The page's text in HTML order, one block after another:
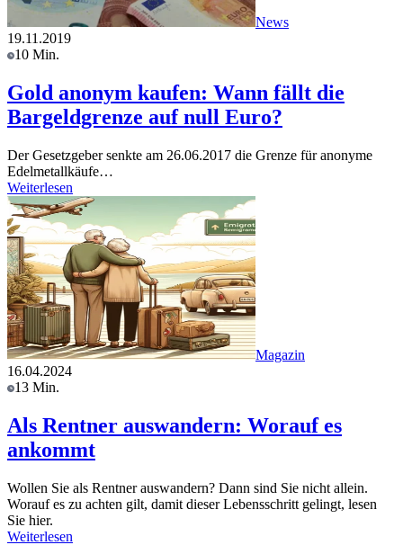
News
19.11.2019
10 Min.
Gold anonym kaufen: Wann fällt die
Bargeldgrenze auf null Euro?
Der Gesetzgeber senkte am 26.06.2017 die Grenze für anonyme
Edelmetallkäufe…
Weiterlesen
Magazin
16.04.2024
13 Min.
Als Rentner auswandern: Worauf es
ankommt
Wollen Sie als Rentner auswandern? Dann sind Sie nicht allein.
Worauf es zu achten gilt, damit dieser Lebensschritt gelingt, lesen
Sie hier.
Weiterlesen